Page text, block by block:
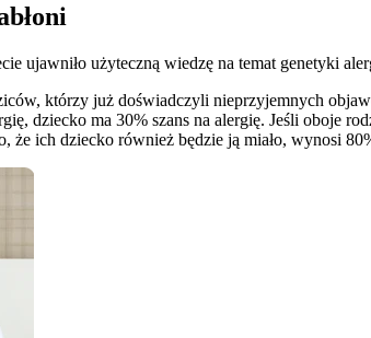
ujawniło użyteczną wiedzę na temat genetyki
którzy już doświadczyli nieprzyjemnych
dziecko ma 30% szans na alergię. Jeśli oboje
że ich dziecko również będzie ją miało, wynosi